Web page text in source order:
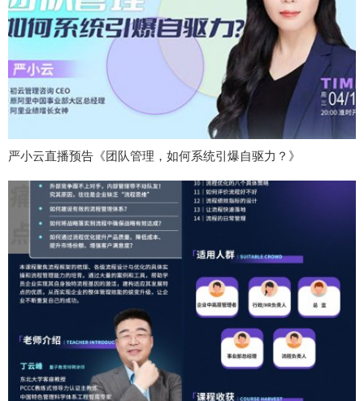
严小云直播预告《团队管理，如何系统引爆自驱力？》